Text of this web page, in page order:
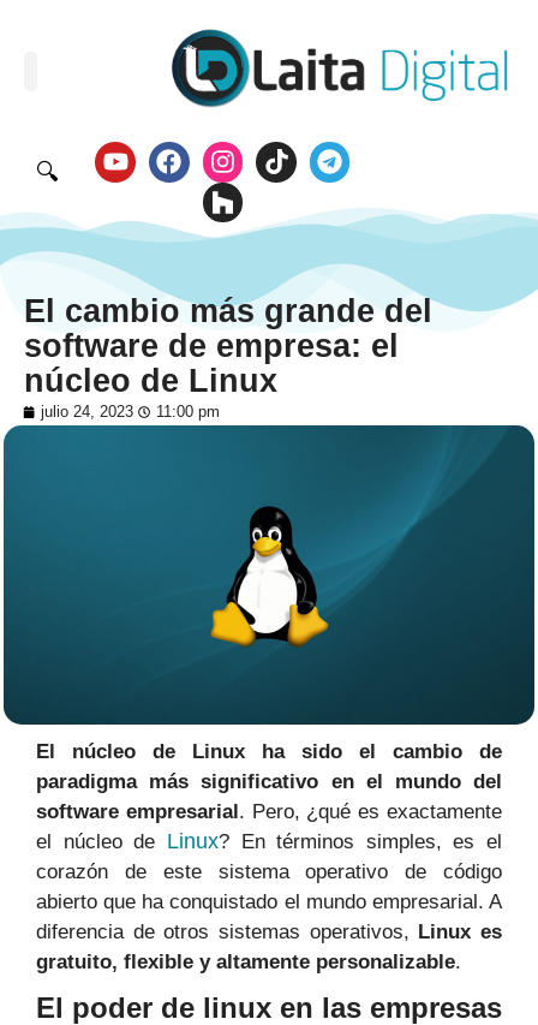
🔍
El cambio más grande del
software de empresa: el
núcleo de Linux
julio 24, 2023 11:00 pm
El núcleo de Linux ha sido el cambio de
paradigma más significativo en el mundo del
software empresarial. Pero, ¿qué es exactamente
el núcleo de Linux? En términos simples, es el
corazón de este sistema operativo de código
abierto que ha conquistado el mundo empresarial. A
diferencia de otros sistemas operativos, Linux es
gratuito, flexible y altamente personalizable.
El poder de linux en las empresas